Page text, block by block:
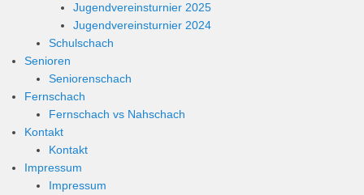
Jugendvereinsturnier 2025
Jugendvereinsturnier 2024
Schulschach
Senioren
Seniorenschach
Fernschach
Fernschach vs Nahschach
Kontakt
Kontakt
Impressum
Impressum